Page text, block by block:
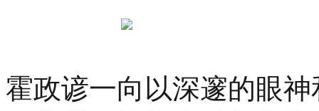
霍政谚一向以深邃的眼